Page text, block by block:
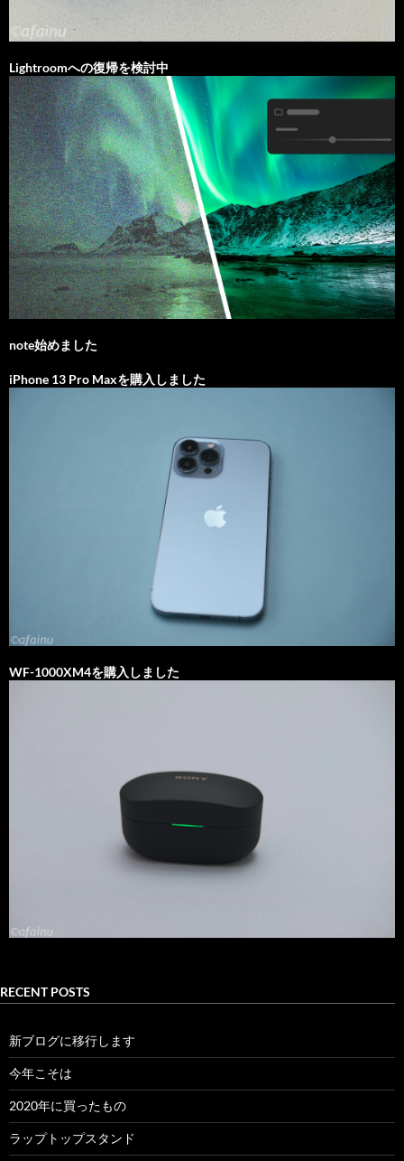
Lightroomへの復帰を検討中
note始めました
iPhone 13 Pro Maxを購入しました
WF-1000XM4を購入しました
RECENT POSTS
新ブログに移行します
今年こそは
2020年に買ったもの
ラップトップスタンド